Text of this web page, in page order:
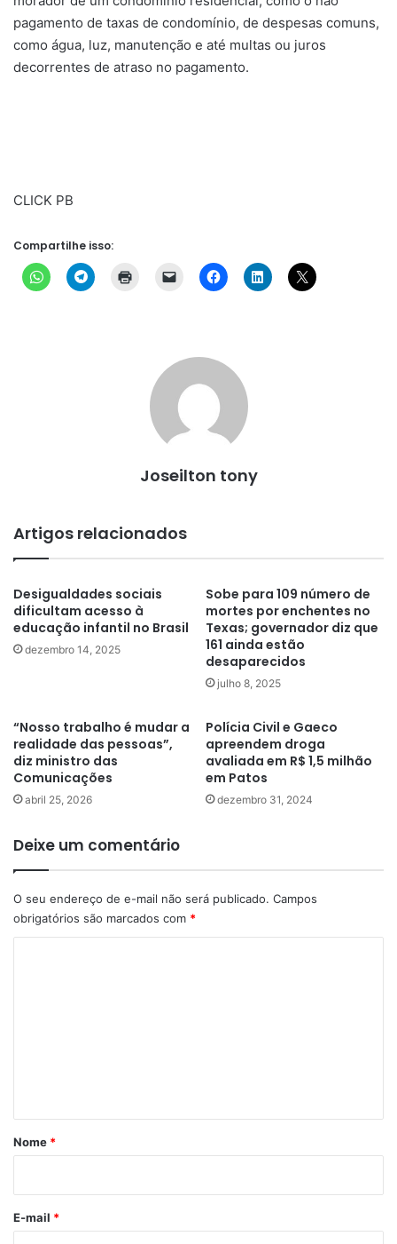
pagamento de taxas de condomínio, de despesas comuns,
como água, luz, manutenção e até multas ou juros
decorrentes de atraso no pagamento.
CLICK PB
Compartilhe isso:
Joseilton tony
Artigos relacionados
Desigualdades sociais
dificultam acesso à
educação infantil no Brasil
dezembro 14, 2025
Sobe para 109 número de
mortes por enchentes no
Texas; governador diz que
161 ainda estão
desaparecidos
julho 8, 2025
“Nosso trabalho é mudar a
realidade das pessoas”,
diz ministro das
Comunicações
abril 25, 2026
Polícia Civil e Gaeco
apreendem droga
avaliada em R$ 1,5 milhão
em Patos
dezembro 31, 2024
Deixe um comentário
O seu endereço de e-mail não será publicado. Campos
obrigatórios são marcados com *
r
*
Nome *
E-mail *